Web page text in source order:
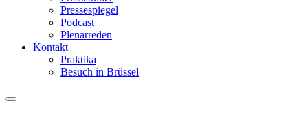
Pressespiegel
Podcast
Plenarreden
Kontakt
Praktika
Besuch in Brüssel